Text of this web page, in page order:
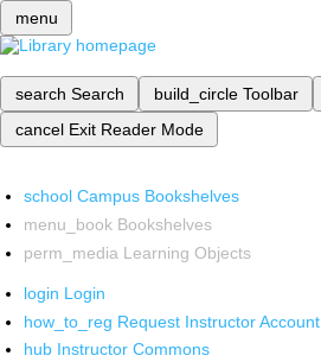
menu
search Search build_circle Toolbar
cancel Exit Reader Mode
school Campus Bookshelves
menu_book Bookshelves
perm_media Learning Objects
login Login
how_to_reg Request Instructor Account
hub Instructor Commons